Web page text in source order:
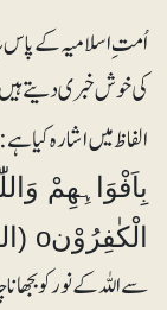
اُمت ِ اسلامیہ کے پاس
کی خوش خبری دیتے
الفاظ میں اشارہ کیا ہے:
بِاَفْوَاہِھِمْ
الْکٰفِرُوْنo (الصف۶۱:۸)
سے اللہ کے نور کو